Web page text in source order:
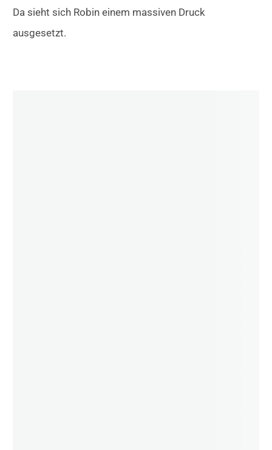
Da sieht sich Robin einem massiven Druck
ausgesetzt.